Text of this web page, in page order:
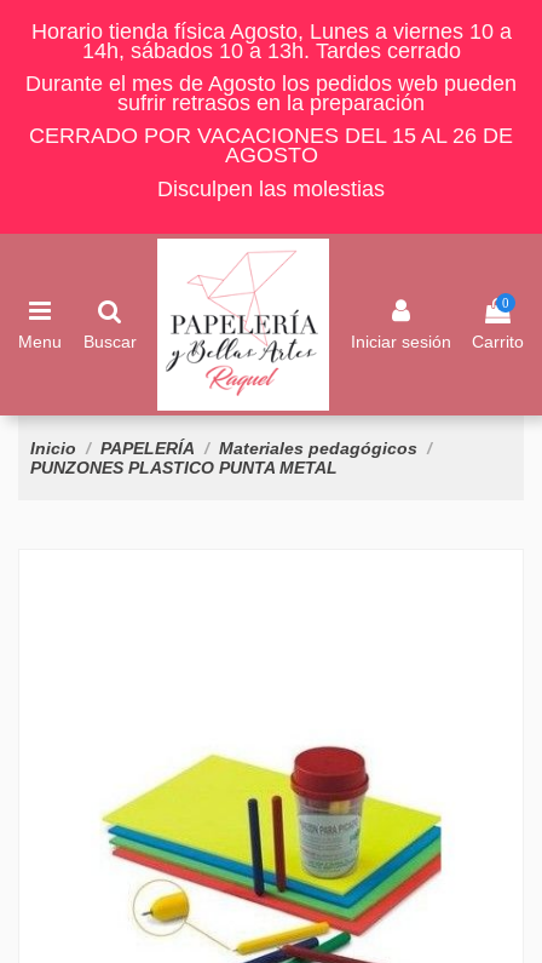
Horario tienda física Agosto, Lunes a viernes 10 a
14h, sábados 10 a 13h. Tardes cerrado
Durante el mes de Agosto los pedidos web pueden
sufrir retrasos en la preparación
CERRADO POR VACACIONES DEL 15 AL 26 DE
AGOSTO
Disculpen las molestias
Menu Buscar Iniciar sesión
0
Carrito
Inicio PAPELERÍA
Materiales pedagógicos
PUNZONES PLASTICO PUNTA METAL